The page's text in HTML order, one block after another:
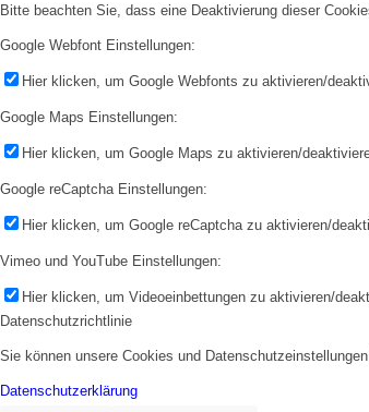
Bitte beachten Sie, dass eine Deaktivierung dieser
Google Webfont Einstellungen:
Hier klicken, um Google Webfonts zu aktivieren/
Google Maps Einstellungen:
Hier klicken, um Google Maps zu aktivieren/
Google reCaptcha Einstellungen:
Hier klicken, um Google reCaptcha zu aktivieren/
Vimeo und YouTube Einstellungen:
Hier klicken, um Videoeinbettungen zu aktivieren/
Datenschutzrichtlinie
Sie können unsere Cookies und
Datenschutzerklärung